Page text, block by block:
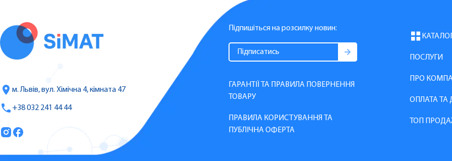
м. Львів, вул. Хімічна 4, кімната 47
+38 032 241 44 44
Підпишіться на розсилку новин:
ГАРАНТІЇ ТА ПРАВИЛА ПОВЕРНЕННЯ
ТОВАРУ
ПРАВИЛА КОРИСТУВАННЯ ТА
ПУБЛІЧНА ОФЕРТА
КАТАЛОГ
ПОСЛУГИ
ПРО
ОПЛАТА ТА
ТОП